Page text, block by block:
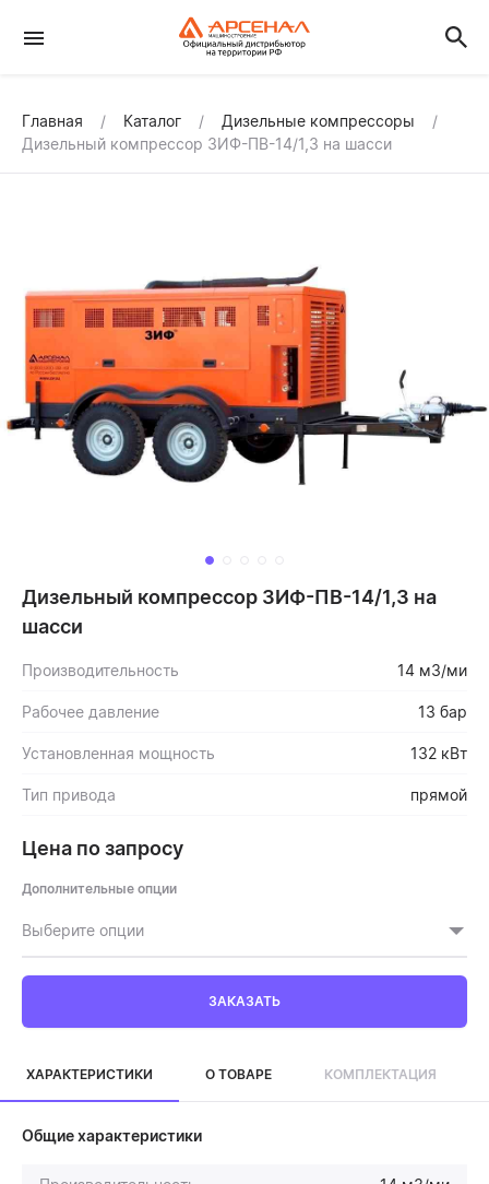
Главная Каталог
Дизельные компрессоры
Дизельный компрессор ЗИФ-ПВ-14/1,3 на шасси
Дизельный компрессор ЗИФ-ПВ-14/1,3 на
шасси
Производительность 14 м3/ми
Рабочее давление 13 бар
Установленная мощность 132 кВт
Тип привода прямой
Цена по запросу
Дополнительные опции
Выберите опции
ЗАКАЗАТЬ
ХАРАКТЕРИСТИКИ О ТОВАРЕ КОМПЛЕКТАЦИЯ
Общие характеристики